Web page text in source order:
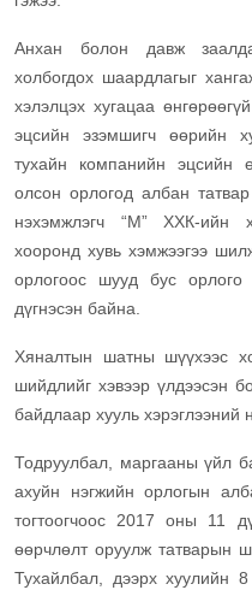
Анхан болон давж
холбогдох шаардлагыг
хэлэлцэх хугацаа
эцсийн эзэмшигч өөрийн
тухайн компанийн эцсийн
олсон орлогод албан татвар
нэхэмжлэгч “М” ХХК-ийн
хооронд хувь хэмжээгээ
орлогоос шууд бус орлого
дүгнэсэн байна.
Хяналтын шатны шүүхээс
шийдлийг хэвээр үлдээсэн
байдлаар хууль хэрэглээний
Тодруулбал, маргааны үйл
ахуйн нэгжийн орлогын
тогтоогчоос 2017 оны 11
өөрчлөлт оруулж татварын
Тухайлбал, дээрх хуулийн